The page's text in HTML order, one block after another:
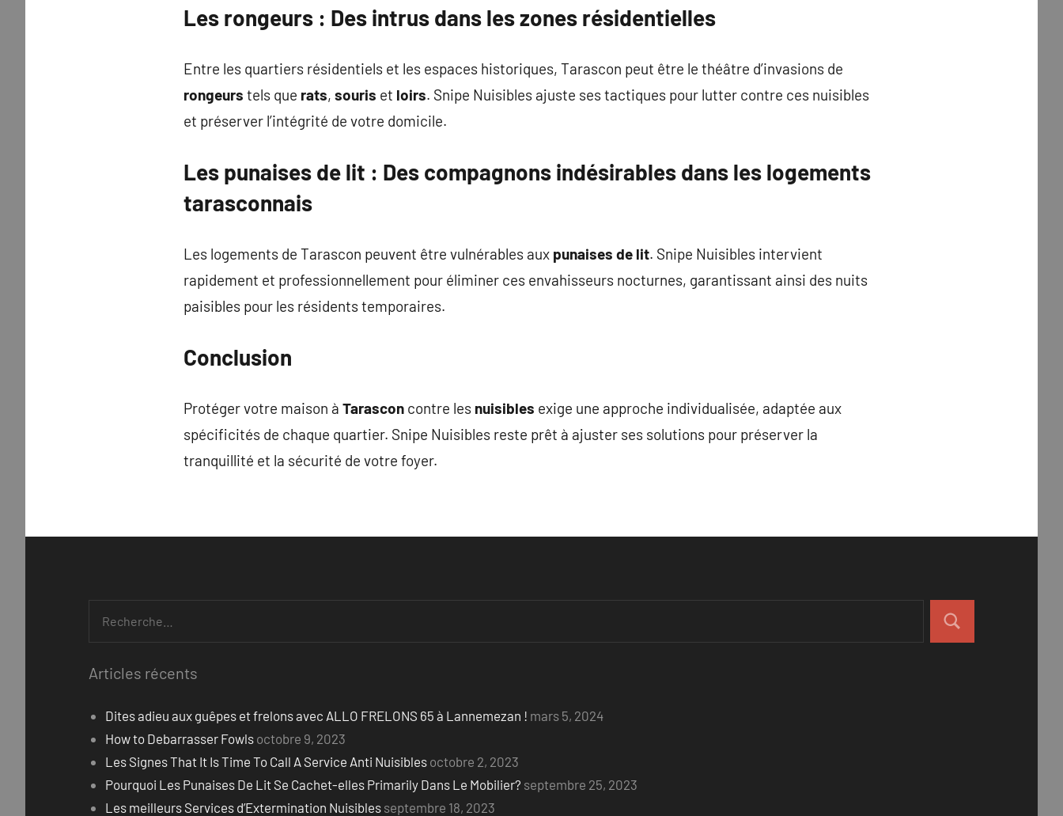
Les rongeurs : Des intrus dans les zones résidentielles
Entre les quartiers résidentiels et les espaces historiques, Tarascon peut être le théâtre d’invasions de
rongeurs tels que rats, souris et loirs. Snipe Nuisibles ajuste ses tactiques pour lutter contre ces nuisibles
et préserver l’intégrité de votre domicile.
Les punaises de lit : Des compagnons indésirables dans les logements
tarasconnais
Les logements de Tarascon peuvent être vulnérables aux punaises de lit. Snipe Nuisibles intervient
rapidement et professionnellement pour éliminer ces envahisseurs nocturnes, garantissant ainsi des nuits
paisibles pour les résidents temporaires.
Conclusion
Protéger votre maison à Tarascon contre les nuisibles exige une approche individualisée, adaptée aux
spécificités de chaque quartier. Snipe Nuisibles reste prêt à ajuster ses solutions pour préserver la
tranquillité et la sécurité de votre foyer.
Rechercher
Articles récents
Dites adieu aux guêpes et frelons avec ALLO FRELONS 65 à Lannemezan ! mars 5, 2024
How to Debarrasser Fowls octobre 9, 2023
Les Signes That It Is Time To Call A Service Anti Nuisibles octobre 2, 2023
Pourquoi Les Punaises De Lit Se Cachet-elles Primarily Dans Le Mobilier? septembre 25, 2023
Les meilleurs Services d’Extermination Nuisibles septembre 18, 2023